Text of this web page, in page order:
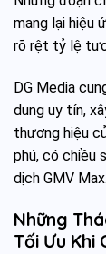
mang lại hiệu
rõ rệt tỷ lệ
DG Media
dung uy tín,
thương hiệu
phú, có chiều
dịch GMV Max.
Những
Tối Ưu Khi